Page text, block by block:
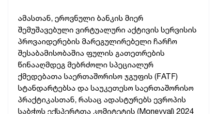
ამასთან, ეროვნული ბანკის მიერ
შემუშავებული ვირტუალური აქტივის სერვისის
პროვაიდერების მარეგულირებელი ჩარჩო
შესაბამისობაშია ფულის გათეთრების
წინააღმდეგ მებრძოლი სპეციალურ
ქმედებათა საერთაშორისო ჯგუფის (FATF)
სტანდარტებსა და საუკეთესო საერთაშორისო
პრაქტიკასთან, რასაც ადასტურებს ევროპის
საბჭოს ექსპერტთა კომიტეტის (Moneyval) 2024